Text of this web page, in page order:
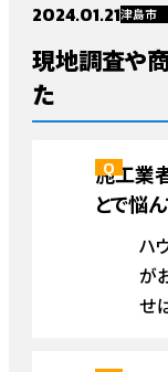
2024.01.21津島市
現地調査や
た
施工業
とで悩
ハ
が
せ